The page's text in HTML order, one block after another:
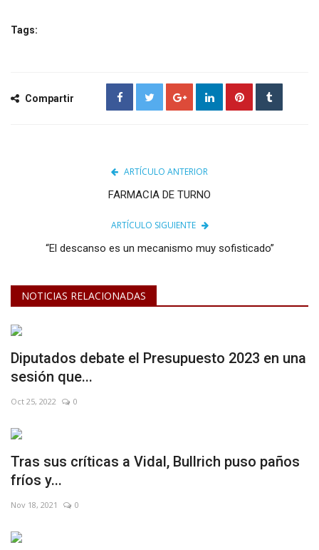
Tags:
Compartir
ARTÍCULO ANTERIOR
FARMACIA DE TURNO
ARTÍCULO SIGUIENTE
“El descanso es un mecanismo muy sofisticado”
NOTICIAS RELACIONADAS
Diputados debate el Presupuesto 2023 en una
sesión que...
Oct 25, 2022 0
Tras sus críticas a Vidal, Bullrich puso paños
fríos y...
Nov 18, 2021 0